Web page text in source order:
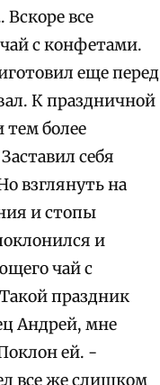
Вскоре все
с конфетами.
еще перед
К праздничной
более
себя
взглянуть на
и стопы
и
чай с
праздник
Андрей, мне
ей. -
все же слишком